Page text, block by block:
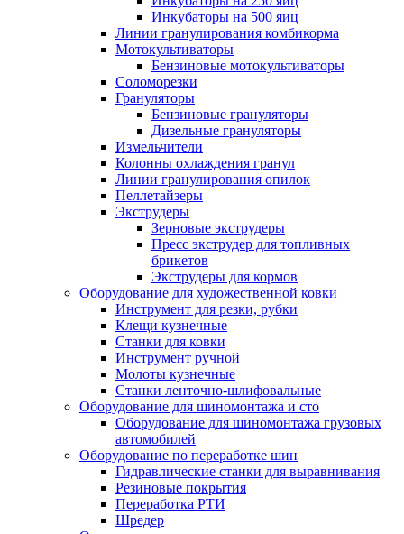
Инкубаторы на 500 яиц
Линии гранулирования комбикорма
Мотокультиваторы
Бензиновые мотокультиваторы
Соломорезки
Грануляторы
Бензиновые грануляторы
Дизельные грануляторы
Измельчители
Колонны охлаждения гранул
Линии гранулирования опилок
Пеллетайзеры
Экструдеры
Зерновые экструдеры
Пресс экструдер для топливных
брикетов
Экструдеры для кормов
Оборудование для художественной ковки
Инструмент для резки, рубки
Клещи кузнечные
Станки для ковки
Инструмент ручной
Молоты кузнечные
Станки ленточно-шлифовальные
Оборудование для шиномонтажа и сто
Оборудование для шиномонтажа грузовых
автомобилей
Оборудование по переработке шин
Гидравлические станки для выравнивания
Резиновые покрытия
Переработка РТИ
Шредер